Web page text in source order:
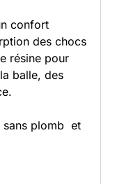
confort
des chocs
résine pour
balle, des
sans plomb et